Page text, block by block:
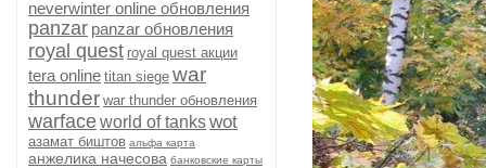
neverwinter online обновления
panzar panzar обновления
royal quest royal quest акции
tera online titan siege war
thunder war thunder обновления
warfaceworld of tankswot
азамат биштов альфа карта
анжелика начесова банковские карты